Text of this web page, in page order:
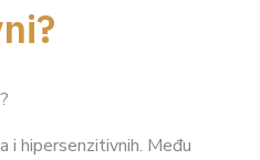
i hipersenzitivnih. Među